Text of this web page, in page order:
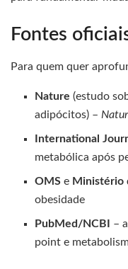
Fontes
Para quem quer
Nature (estudo
adipócitos) –
International
metabólica após
OMS e Ministério
obesidade
PubMed/NCBI
–
point e